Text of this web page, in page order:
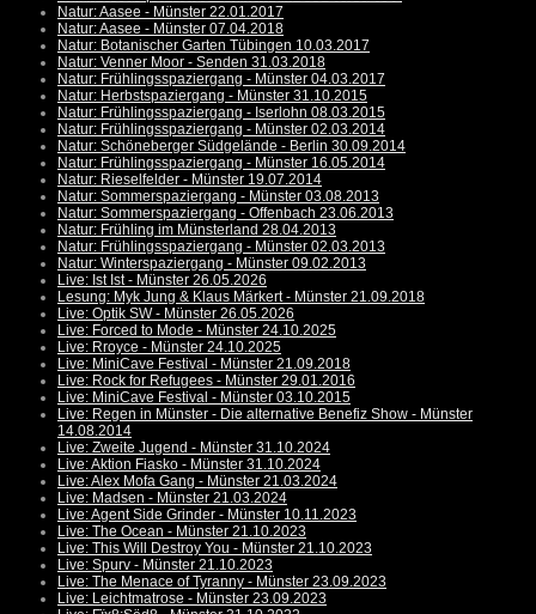
Natur: Aasee - Münster 22.01.2017
Natur: Aasee - Münster 07.04.2018
Natur: Botanischer Garten Tübingen 10.03.2017
Natur: Venner Moor - Senden 31.03.2018
Natur: Frühlingsspaziergang - Münster 04.03.2017
Natur: Herbstspaziergang - Münster 31.10.2015
Natur: Frühlingsspaziergang - Iserlohn 08.03.2015
Natur: Frühlingsspaziergang - Münster 02.03.2014
Natur: Schöneberger Südgelände - Berlin 30.09.2014
Natur: Frühlingsspaziergang - Münster 16.05.2014
Natur: Rieselfelder - Münster 19.07.2014
Natur: Sommerspaziergang - Münster 03.08.2013
Natur: Sommerspaziergang - Offenbach 23.06.2013
Natur: Frühling im Münsterland 28.04.2013
Natur: Frühlingsspaziergang - Münster 02.03.2013
Natur: Winterspaziergang - Münster 09.02.2013
Live: Ist Ist - Münster 26.05.2026
Lesung: Myk Jung & Klaus Märkert - Münster 21.09.2018
Live: Optik SW - Münster 26.05.2026
Live: Forced to Mode - Münster 24.10.2025
Live: Rroyce - Münster 24.10.2025
Live: MiniCave Festival - Münster 21.09.2018
Live: Rock for Refugees - Münster 29.01.2016
Live: MiniCave Festival - Münster 03.10.2015
Live: Regen in Münster - Die alternative Benefiz Show - Münster
14.08.2014
Live: Zweite Jugend - Münster 31.10.2024
Live: Aktion Fiasko - Münster 31.10.2024
Live: Alex Mofa Gang - Münster 21.03.2024
Live: Madsen - Münster 21.03.2024
Live: Agent Side Grinder - Münster 10.11.2023
Live: The Ocean - Münster 21.10.2023
Live: This Will Destroy You - Münster 21.10.2023
Live: Spurv - Münster 21.10.2023
Live: The Menace of Tyranny - Münster 23.09.2023
Live: Leichtmatrose - Münster 23.09.2023